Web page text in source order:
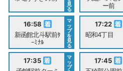
見
る
ー前
16:58
新函館北斗駅前ﾀ
ｰﾐﾅﾙ
マ
ッ
プ
を
見
る
17:22
昭和4丁目
17:35
マ
ッ
プ
17:45